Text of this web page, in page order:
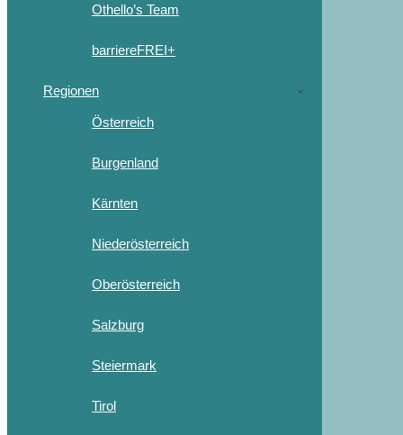
Othello’s Team
barriereFREI+
Regionen
Österreich
Burgenland
Kärnten
Niederösterreich
Oberösterreich
Salzburg
Steiermark
Tirol